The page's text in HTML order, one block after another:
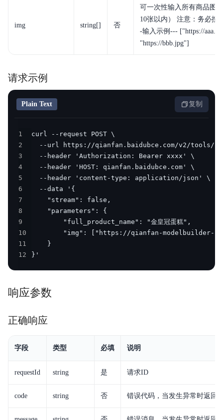
img string[] 否
可一次性输入所有商品图
10张以内） 注意：务必按
-输入示例--- ["https://
"https://bbb.jpg"]
请求示例
Plain Text 复制
1
2
3
4
5
6
7
8
9
10
11
12
}'
响应参数
正确响应
字段 类型 必填 说明
requestId string 是 请求ID
code string 否 错误代码，当发生异常时返回